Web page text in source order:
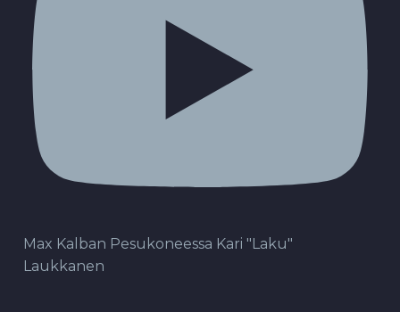
Max Kalban Pesukoneessa Kari "Laku"
Laukkanen